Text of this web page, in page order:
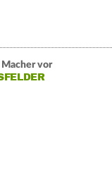
Macher vor